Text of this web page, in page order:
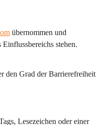
übernommen und
stehen.
den Grad der Barrierefreiheit
Lesezeichen oder einer